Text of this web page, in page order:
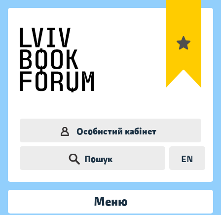
Особистий кабінет
Пошук EN
Меню